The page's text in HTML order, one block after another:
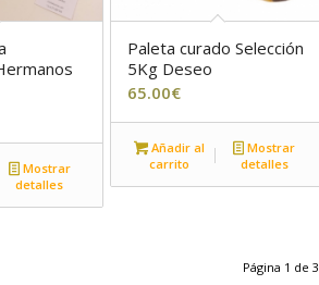
Mostrar
detalles
Paleta curado Selección
5Kg Deseo
65.00€
Añadir al
carrito
Mostrar
detalles
Página 1 de 3